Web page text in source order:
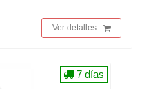
Ver detalles
7 días